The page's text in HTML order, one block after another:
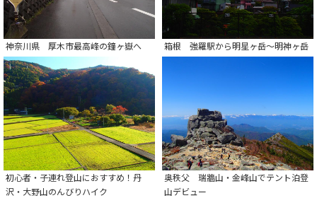
神奈川県 厚木市最高峰の鐘ヶ嶽へ 箱根 強羅駅から明星ヶ岳～明神ヶ岳
初心者・子連れ登山におすすめ！丹
沢・大野山のんびりハイク
奥秩父 瑞牆山・金峰山でテント泊登
山デビュー